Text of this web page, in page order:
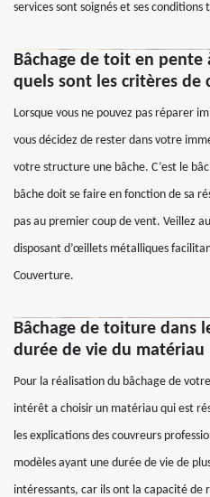
services sont soignés et ses
Bâchage de toit en pente
quels sont les critères de
Lorsque vous ne pouvez pas réparer
vous décidez de rester dans votre
votre structure une bâche. C’est le
bâche doit se faire en fonction de sa
pas au premier coup de vent. Veillez
disposant d’œillets métalliques
Couverture.
Bâchage de toiture dans
durée de vie du matériau
Pour la réalisation du bâchage de
intérêt a choisir un matériau qui est
les explications des couvreurs
modèles ayant une durée de vie de
intéressants, car ils ont la capacité de